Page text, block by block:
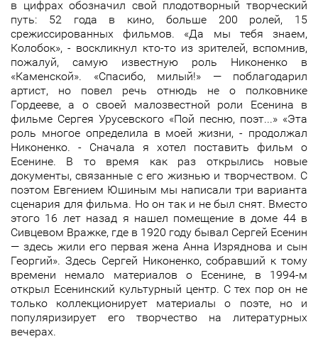
в цифрах обозначил свой плодотворный творческий
путь: 52 года в кино, больше 200 ролей, 15
срежиссированных фильмов. «Да мы тебя знаем,
Колобок», - воскликнул кто-то из зрителей, вспомнив,
пожалуй, самую известную роль Никоненко в
«Каменской». «Спасибо, милый!» — поблагодарил
артист, но повел речь отнюдь не о полковнике
Гордееве, а о своей малозвестной роли Есенина в
фильме Сергея Урусевского «Пой песню, поэт...» «Эта
роль многое определила в моей жизни, - продолжал
Никоненко. - Сначала я хотел поставить фильм о
Есенине. В то время как раз открылись новые
документы, связанные с его жизнью и творчеством. С
поэтом Евгением Юшиным мы написали три варианта
сценария для фильма. Но он так и не был снят. Вместо
этого 16 лет назад я нашел помещение в доме 44 в
Сивцевом Вражке, где в 1920 году бывал Сергей Есенин
— здесь жили его первая жена Анна Изряднова и сын
Георгий». Здесь Сергей Никоненко, собравший к тому
времени немало материалов о Есенине, в 1994-м
открыл Есенинский культурный центр. С тех пор он не
только коллекционирует материалы о поэте, но и
популяризирует его творчество на литературных
вечерах.